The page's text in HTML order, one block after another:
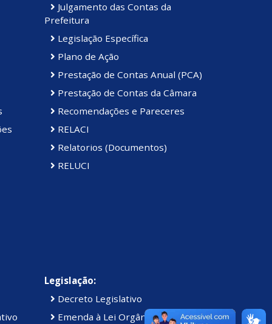
Julgamento das Contas da
Prefeitura
Legislação Específica
Plano de Ação
Prestação de Contas Anual (PCA)
Prestação de Contas da Câmara
Recomendações e Pareceres
RELACI
Relatorios (Documentos)
RELUCI
Legislação:
Decreto Legislativo
Emenda à Lei Orgânica